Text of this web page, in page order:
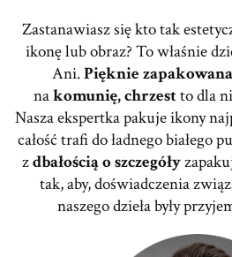
Zastanawiasz się kto tak
ikonę lub obraz? To właśnie
Ani.Pięknie
nakomunię, chrzestto dla
Nasza ekspertka pakuje ikony
całość trafi do ładnego białego
zdbałością o szczegóły
tak, aby, doświadczenia
naszego dzieła były